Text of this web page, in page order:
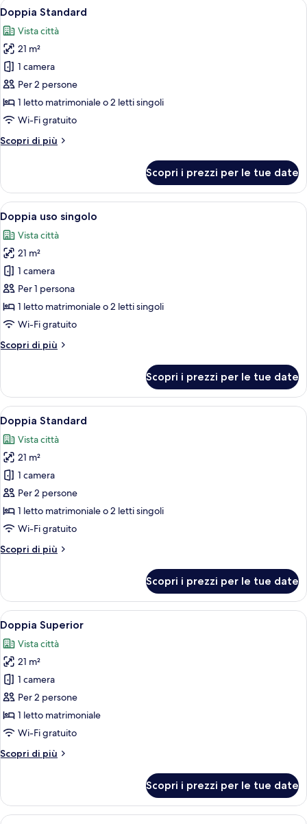
camere
Apri
tutte
le
foto
per
Doppia
Standard
4
Doppia Standard
Vista città
21 m²
1 camera
Per 2 persone
1 letto matrimoniale o 2 letti singoli
Wi-Fi gratuito
Scopri di più
Altri
Standard
Scopri i prezzi per le tue date
Apri
tutte
le
foto
per
Doppia
uso
singolo
Una moderna camera d'albergo con
4
Doppia uso singolo
Vista città
21 m²
1 camera
Per 1 persona
1 letto matrimoniale o 2 letti singoli
Wi-Fi gratuito
Scopri di più
Altri
uso
singolo
Scopri i prezzi per le tue date
Apri
tutte
le
foto
per
Doppia
Standard
Una moderna camera d'albergo con
4
Doppia Standard
Vista città
21 m²
1 camera
Per 2 persone
1 letto matrimoniale o 2 letti singoli
Wi-Fi gratuito
Scopri di più
Altri
Standard
Scopri i prezzi per le tue date
Apri
tutte
le
foto
per
Doppia
Superior
Una camera d'albergo con un letto,
4
Doppia Superior
Vista città
21 m²
1 camera
Per 2 persone
1 letto matrimoniale
Wi-Fi gratuito
Scopri di più
Altri
Superior
Scopri i prezzi per le tue date